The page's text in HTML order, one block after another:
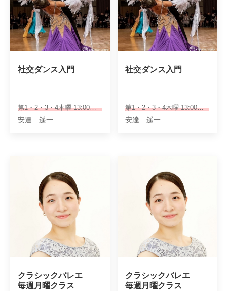
社交ダンス入門
第1・2・3・4木曜 13:00～14:15
安達 遥一
社交ダンス入門
第1・2・3・4木曜 13:00～14:15
安達 遥一
クラシックバレエ
毎週月曜クラス
クラシックバレエ
毎週月曜クラス